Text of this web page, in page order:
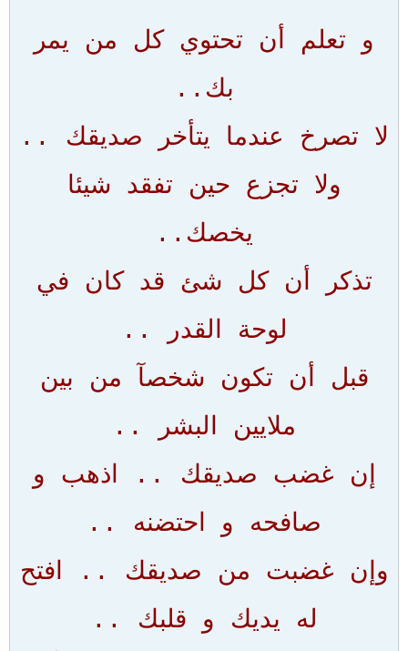
و تعلم أن تحتوي كل من يمر
بك..
لا تصرخ عندما يتأخر صديقك ..
ولا تجزع حين تفقد شيئا
يخصك..
تذكر أن كل شئ قد كان في
لوحة القدر ..
قبل أن تكون شخصآ من بين
ملايين البشر ..
إن غضب صديقك .. اذهب و
صافحه و احتضنه ..
وإن غضبت من صديقك .. افتح
له يديك و قلبك ..